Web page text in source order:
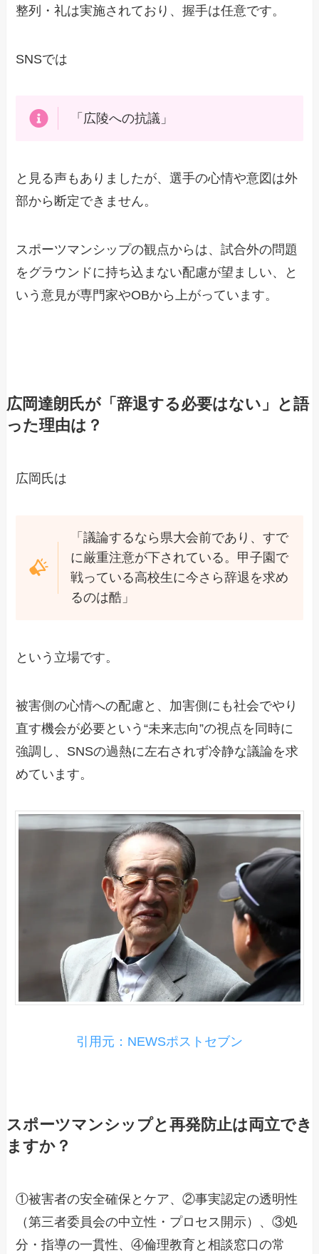
整列・礼は実施されており、握手は任意です。
SNSでは
「広陵への抗議」
と見る声もありましたが、選手の心情や意図は外
部から断定できません。
スポーツマンシップの観点からは、試合外の問題
をグラウンドに持ち込まない配慮が望ましい、と
いう意見が専門家やOBから上がっています。
広岡達朗氏が「辞退する必要はない」と語
った理由は？
広岡氏は
「議論するなら県大会前であり、すで
に厳重注意が下されている。甲子園で
戦っている高校生に今さら辞退を求め
るのは酷」
という立場です。
被害側の心情への配慮と、加害側にも社会でやり
直す機会が必要という“未来志向”の視点を同時に
強調し、SNSの過熱に左右されず冷静な議論を求
めています。
引用元：NEWSポストセブン
スポーツマンシップと再発防止は両立でき
ますか？
①被害者の安全確保とケア、②事実認定の透明性
（第三者委員会の中立性・プロセス開示）、③処
分・指導の一貫性、④倫理教育と相談窓口の常